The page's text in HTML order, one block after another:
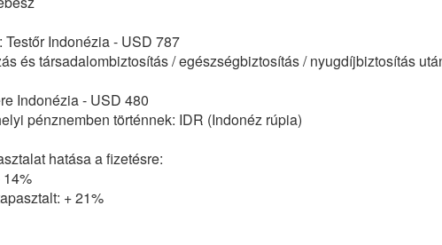
Testőr Indonézia - USD 787
és társadalombiztosítás / egészségbiztosítás / nyugdíjbiztosítás
Indonézia - USD 480
pénznemben történnek: IDR (Indonéz rúpia)
hatása a fizetésre:
14%
+ 21%